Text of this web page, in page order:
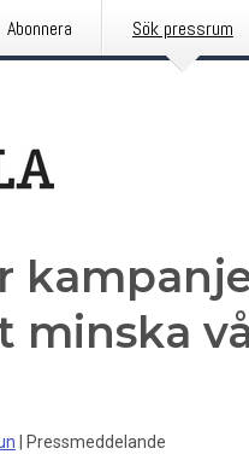
Abonnera Sök pressrum
minska
Pressmeddelande